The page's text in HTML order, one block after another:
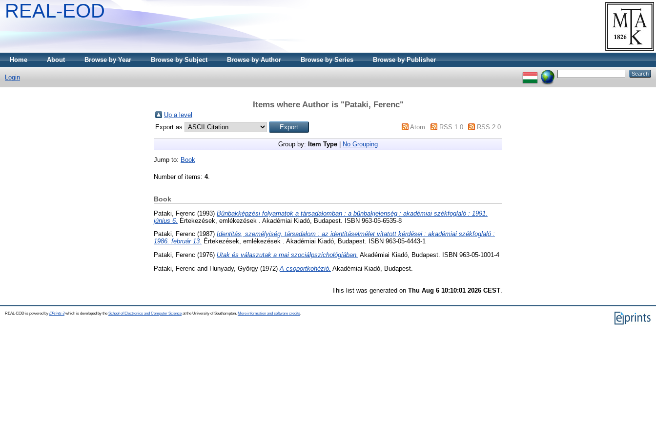
REAL-EOD
Home About Browse by Year Browse by Subject Browse by Author Browse by Series Browse by Publisher
Login
Items where Author is "Pataki, Ferenc"
Up a level
Export as
Atom RSS 1.0 RSS 2.0
Group by: Item Type No Grouping
Jump to: Book
Number of items: 4.
Book
Pataki, Ferenc (1993) Bűnbakképzési folyamatok a társadalomban : a bűnbakjelenség : akadémiai székfoglaló : 1991.
június 6. Értekezések, emlékezések . Akadémiai Kiadó, Budapest. ISBN 963-05-6535-8
Pataki, Ferenc (1987) Identitás, személyiség, társadalom : az identitáselmélet vitatott kérdései : akadémiai székfoglaló :
1986. február 13. Értekezések, emlékezések . Akadémiai Kiadó, Budapest. ISBN 963-05-4443-1
Pataki, Ferenc (1976) Utak és válaszutak a mai szociálpszichológiában. Akadémiai Kiadó, Budapest. ISBN 963-05-1001-4
Pataki, Ferenc and Hunyady, György (1972) A csoportkohézió. Akadémiai Kiadó, Budapest.
This list was generated on Thu Aug 6 10:10:01 2026 CEST
REAL-EOD is powered by EPrints 3which is developed by the School of Electronics and Computer Science at the University of Southampton. More information and software credits